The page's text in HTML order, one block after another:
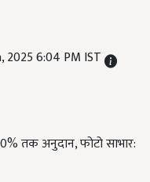
2025 6:04 PM IST
तक अनुदान, फोटो साभार: